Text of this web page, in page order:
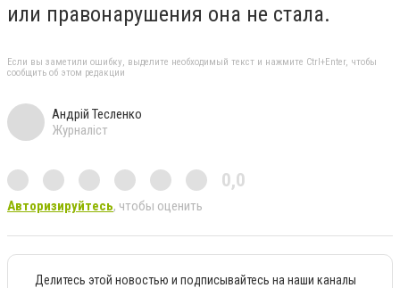
или правонарушения она не стала.
Если вы заметили ошибку, выделите необходимый текст и нажмите Ctrl+Enter, чтобы
сообщить об этом редакции
Андрій Тесленко
Журналіст
0,0
Авторизируйтесь, чтобы оценить
Делитесь этой новостью и подписывайтесь на наши каналы